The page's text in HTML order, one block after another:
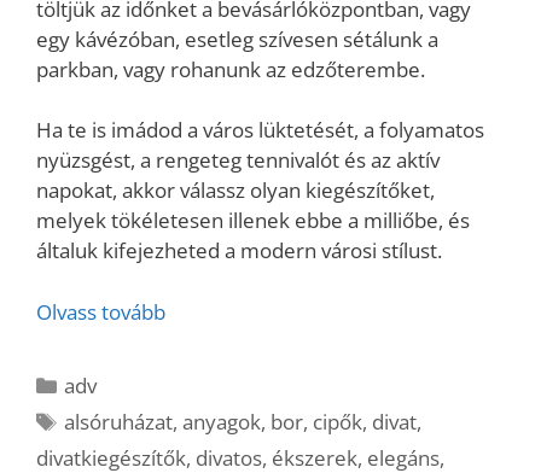
töltjük az időnket a bevásárlóközpontban, vagy
egy kávézóban, esetleg szívesen sétálunk a
parkban, vagy rohanunk az edzőterembe.
Ha te is imádod a város lüktetését, a folyamatos
nyüzsgést, a rengeteg tennivalót és az aktív
napokat, akkor válassz olyan kiegészítőket,
melyek tökéletesen illenek ebbe a milliőbe, és
általuk kifejezheted a modern városi stílust.
Olvass tovább
Kategória
adv
Címkék
alsóruházat,anyagok, bor, cipők, divat,
divatkiegészítők, divatos, ékszerek, elegáns,